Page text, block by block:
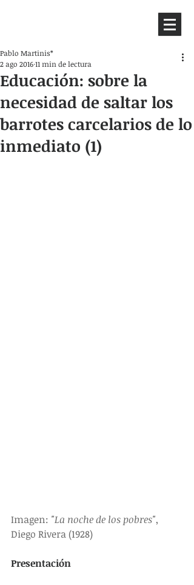
Educación: sobre la
necesidad de saltar los
barrotes carcelarios de lo
inmediato (1)
Pablo Martinis*
2 ago 201611 min de lectura
Imagen: "La noche de los pobres",
Diego Rivera (1928)
Presentación